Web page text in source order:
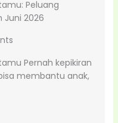
Peluang
Juni 2026
Pernah kepikiran
membantu anak,